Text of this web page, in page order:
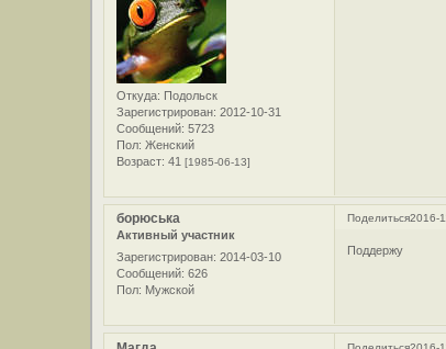
Откуда: Подольск
Зарегистрирован: 2012-10-31
Сообщений: 5723
Пол: Женский
Возраст: 41[1985-06-13]
Поделиться2016-
борюська
Активный участник
Зарегистрирован: 2014-03-10
Сообщений: 626
Пол: Мужской
Поддержу